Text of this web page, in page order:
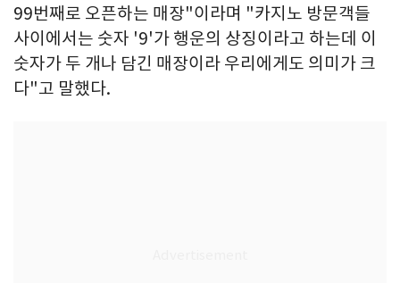
99번째로 오픈하는 매장"이라며 "카지노 방문객들
사이에서는 숫자 '9'가 행운의 상징이라고 하는데 이
숫자가 두 개나 담긴 매장이라 우리에게도 의미가 크
다"고 말했다.